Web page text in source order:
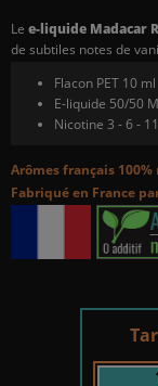
Le e-liquide Madacar
de subtiles notes de
Flacon PET 10 ml
E-liquide 50/50
Nicotine 3 - 6 -
Arômes français
Fabriqué en France